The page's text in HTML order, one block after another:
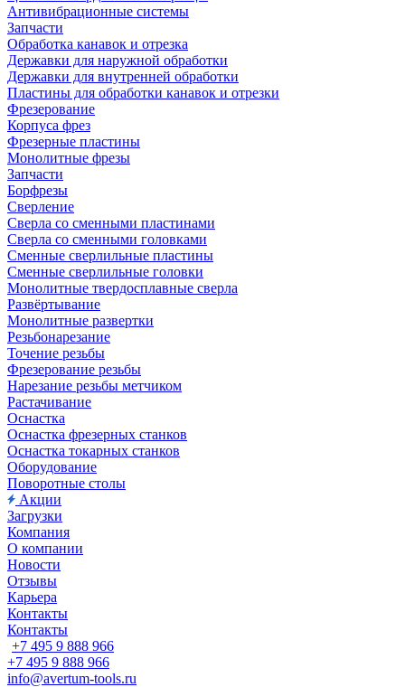
Антивибрационные системы
Запчасти
Обработка канавок и отрезка
Державки для наружной обработки
Державки для внутренней обработки
Пластины для обработки канавок и отрезки
Фрезерование
Корпуса фрез
Фрезерные пластины
Монолитные фрезы
Запчасти
Борфрезы
Сверление
Сверла со сменными пластинами
Сверла со сменными головками
Сменные сверлильные пластины
Сменные сверлильные головки
Монолитные твердосплавные сверла
Развёртывание
Монолитные развертки
Резьбонарезание
Точение резьбы
Фрезерование резьбы
Нарезание резьбы метчиком
Растачивание
Оснастка
Оснастка фрезерных станков
Оснастка токарных станков
Оборудование
Поворотные столы
Акции
Загрузки
Компания
О компании
Новости
Отзывы
Карьера
Контакты
Контакты
+7 495 9 888 966
+7 495 9 888 966
info@avertum-tools.ru